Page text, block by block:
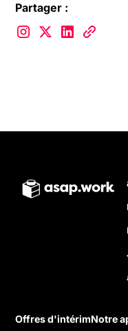
Partager :
Offres d'intérimNotre